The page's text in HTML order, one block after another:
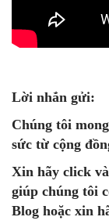
Lời nhắn gửi:
Chúng tôi
sức từ cộng
Xin hãy click
giúp chúng tôi
Blog hoặc xin